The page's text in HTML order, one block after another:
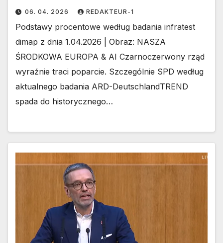
06. 04. 2026 REDAKTEUR-1
Podstawy procentowe według badania infratest
dimap z dnia 1.04.2026 | Obraz: NASZA
ŚRODKOWA EUROPA & AI Czarnoczerwony rząd
wyraźnie traci poparcie. Szczególnie SPD według
aktualnego badania ARD-DeutschlandTREND
spada do historycznego…